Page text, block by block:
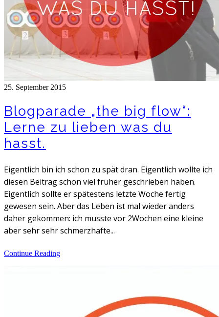
25. September 2015
Blogparade „the big flow“:
Lerne zu lieben was du
hasst.
Eigentlich bin ich schon zu spät dran. Eigentlich wollte ich
diesen Beitrag schon viel früher geschrieben haben.
Eigentlich sollte er spätestens letzte Woche fertig
gewesen sein. Aber das Leben ist mal wieder anders
daher gekommen: ich musste vor 2Wochen eine kleine
aber sehr sehr schmerzhafte...
Continue Reading